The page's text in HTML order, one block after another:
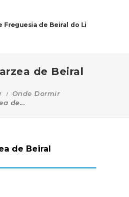
Freguesia de Beiral do Li
de Beiral
Onde Dormir
de...
de Beiral